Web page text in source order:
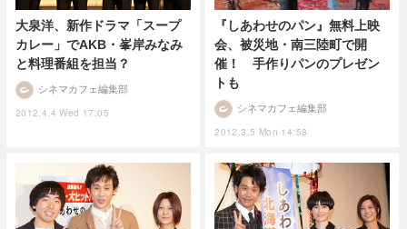
大泉洋、新作ドラマ「スープ
カレー」でAKB・峯岸みなみ
と料理番組を担当？
2012.4.4 Wed 17:05
シネマカフェ編集部
『しあわせのパン』無料上映
会、被災地・南三陸町で開
催！ 手作りパンのプレゼン
トも
2012.3.5 Mon 14:58
シネマカフェ編集部